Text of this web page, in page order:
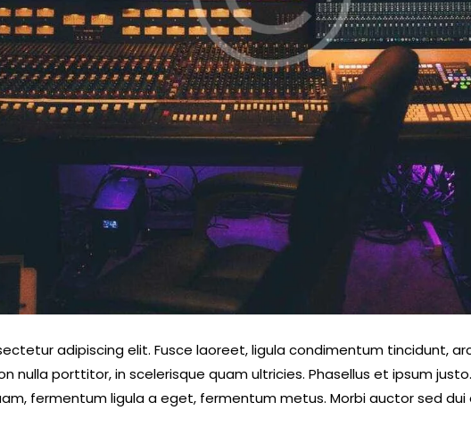
adipiscing elit. Fusce laoreet, ligula condimentum tincidunt,
nulla porttitor, in scelerisque quam ultricies. Phasellus et ipsum
fermentum ligula a eget, fermentum metus. Morbi auctor sed dui